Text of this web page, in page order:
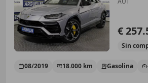
€
Sin
08/2019 18.000 km Gasolina